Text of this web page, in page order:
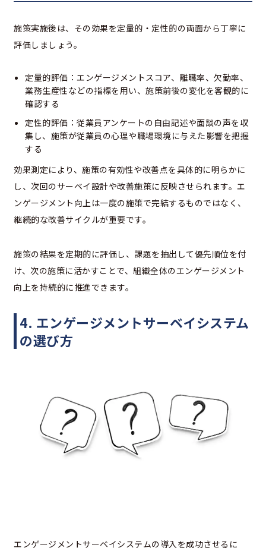
施策実施後は、その効果を定量的・定性的の両面から丁寧に
評価しましょう。
定量的評価：エンゲージメントスコア、離職率、欠勤率、
業務生産性などの指標を用い、施策前後の変化を客観的に
確認する
定性的評価：従業員アンケートの自由記述や面談の声を収
集し、施策が従業員の心理や職場環境に与えた影響を把握
する
効果測定により、施策の有効性や改善点を具体的に明らかに
し、次回のサーベイ設計や改善施策に反映させられます。エ
ンゲージメント向上は一度の施策で完結するものではなく、
継続的な改善サイクルが重要です。
施策の結果を定期的に評価し、課題を抽出して優先順位を付
け、次の施策に活かすことで、組織全体のエンゲージメント
向上を持続的に推進できます。
4. エンゲージメントサーベイシステム
の選び方
エンゲージメントサーベイシステムの導入を成功させるに